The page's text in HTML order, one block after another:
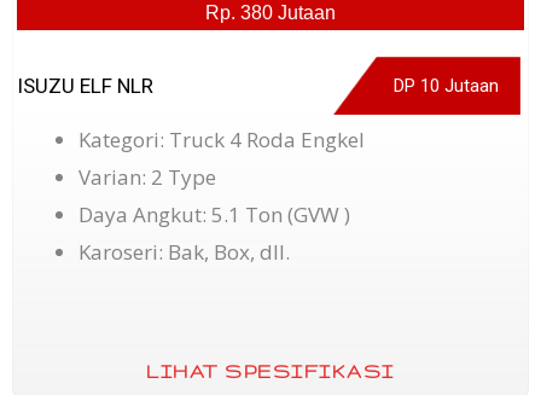
Rp. 380 Jutaan
ISUZU ELF NLR DP 10 Jutaan
Kategori: Truck 4 Roda Engkel
Varian: 2 Type
Daya Angkut: 5.1 Ton (GVW )
Karoseri: Bak, Box, dll.
LIHAT SPESIFIKASI